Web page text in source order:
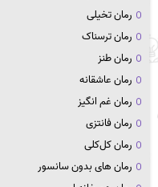
رمان تخیلی
رمان ترسناک
رمان طنز
رمان عاشقانه
رمان غم انگیز
رمان فانتزی
رمان کل‌کلی
رمان های بدون سانسور